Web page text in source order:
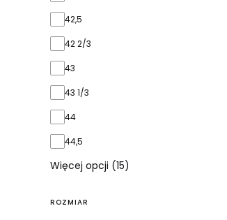
42,5
42 2/3
43
43 1/3
44
44,5
Więcej opcji (15)
ROZMIAR